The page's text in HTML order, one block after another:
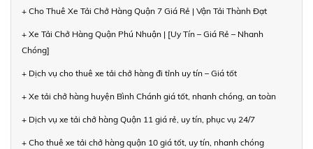
+ Cho Thuê Xe Tải Chở Hàng Quận 7 Giá Rẻ | Vận Tải Thành Đạt
+ Xe Tải Chở Hàng Quận Phú Nhuận | [Uy Tín – Giá Rẻ – Nhanh
Chóng]
+ Dịch vụ cho thuê xe tải chở hàng đi tỉnh uy tín – Giá tốt
+ Xe tải chở hàng huyện Bình Chánh giá tốt, nhanh chóng, an toàn
+ Dịch vụ xe tải chở hàng Quận 11 giá rẻ, uy tín, phục vụ 24/7
+ Cho thuê xe tải chở hàng quận 10 giá tốt, uy tín, nhanh chóng